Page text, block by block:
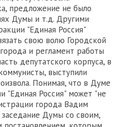
предложение не было
Думы и т.д. Другими
"Единая Россия"
свою волю Городской
и регламент работы
депутатского корпуса, в
выступили
Понимая, что в Думе
"Единая Россия" может "не
города Вадим
Думы со своим,